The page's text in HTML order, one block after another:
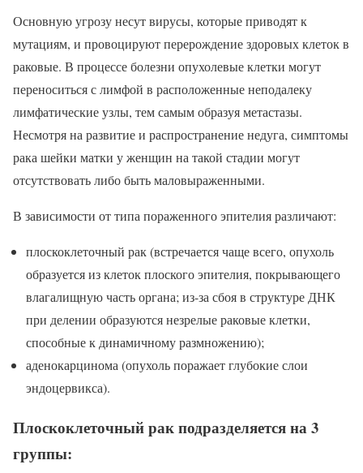
Основную угрозу несут вирусы, которые приводят к
мутациям, и провоцируют перерождение здоровых клеток в
раковые. В процессе болезни опухолевые клетки могут
переноситься с лимфой в расположенные неподалеку
лимфатические узлы, тем самым образуя метастазы.
Несмотря на развитие и распространение недуга, симптомы
рака шейки матки у женщин на такой стадии могут
отсутствовать либо быть маловыраженными.
В зависимости от типа пораженного эпителия различают:
плоскоклеточный рак (встречается чаще всего, опухоль
образуется из клеток плоского эпителия, покрывающего
влагалищную часть органа; из-за сбоя в структуре ДНК
при делении образуются незрелые раковые клетки,
способные к динамичному размножению);
аденокарцинома (опухоль поражает глубокие слои
эндоцервикса).
Плоскоклеточный рак подразделяется на 3
группы: